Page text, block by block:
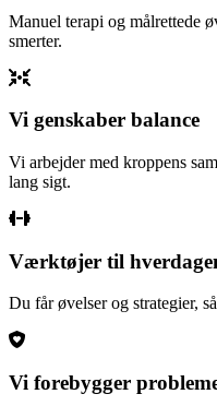
Manuel terapi og målrettede
smerter.
Vi genskaber balance
Vi arbejder med kroppens
lang sigt.
Værktøjer til
Du får øvelser og strategier,
Vi forebygger